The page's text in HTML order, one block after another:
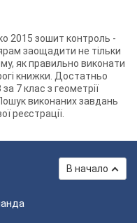
2015 зошит контроль -
заощадити не тільки
як правильно виконати
книжки. Достатньо
7 клас з геометрії
виконаних завдань
реєстрації.
В начало